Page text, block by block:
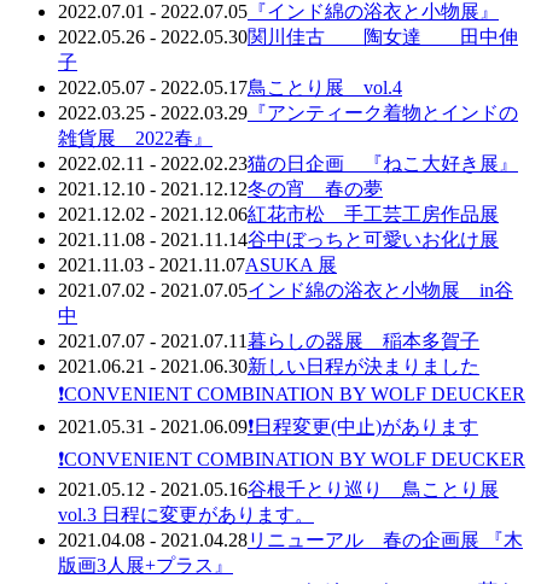
2022.07.01 - 2022.07.05 『インド綿の浴衣と小物展』
2022.05.26 - 2022.05.30関川佳古 陶女達 田中伸
子
2022.05.07 - 2022.05.17鳥ことり展 vol.4
2022.03.25 - 2022.03.29 『アンティーク着物とインドの
雑貨展 2022春』
2022.02.11 - 2022.02.23猫の日企画 『ねこ大好き展』
2021.12.10 - 2021.12.12冬の宵 春の夢
2021.12.02 - 2021.12.06紅花市松 手工芸工房作品展
2021.11.08 - 2021.11.14谷中ぼっちと可愛いお化け展
2021.11.03 - 2021.11.07ASUKA 展
2021.07.02 - 2021.07.05インド綿の浴衣と小物展 in谷
中
2021.07.07 - 2021.07.11暮らしの器展 稲本多賀子
2021.06.21 - 2021.06.30新しい日程が決まりました
❗️CONVENIENT COMBINATION BY WOLF DEUCKER
2021.05.31 - 2021.06.09❗️日程変更(中止)があります
❗️CONVENIENT COMBINATION BY WOLF DEUCKER
2021.05.12 - 2021.05.16谷根千とり巡り 鳥ことり展
vol.3 日程に変更があります。
2021.04.08 - 2021.04.28リニューアル 春の企画展 『木
版画3人展+プラス』